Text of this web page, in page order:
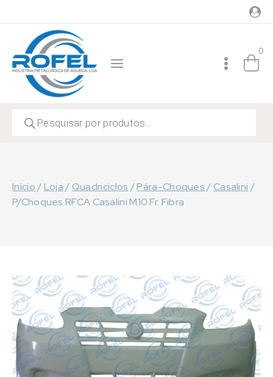
to
content
0
search
Início/Loja /Quadriciclos /Pára-Choques /Casalini /
P/Choques RFCA Casalini M10 Fr. Fibra